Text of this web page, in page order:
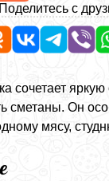
Поделитесь с
сочетает
сметаны. Он
мясу,